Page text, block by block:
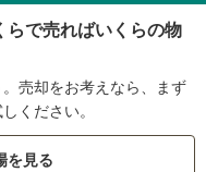
らで売ればいくらの物
売却をお考えなら、まず
ください。
を見る